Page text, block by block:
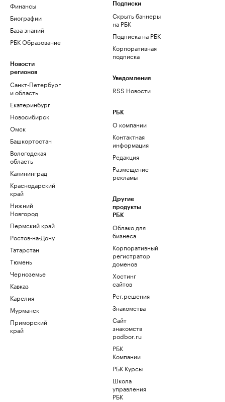
Финансы
Биографии
База знаний
РБК Образование
Новости
регионов
Санкт-Петербург
и область
Екатеринбург
Новосибирск
Омск
Башкортостан
Вологодская
область
Калининград
Краснодарский
край
Нижний
Новгород
Пермский край
Ростов-на-Дону
Татарстан
Тюмень
Черноземье
Кавказ
Карелия
Мурманск
Приморский
край
Подписки
Скрыть баннеры
на РБК
Подписка на РБК
Корпоративная
подписка
Уведомления
RSS Новости
РБК
О компании
Контактная
информация
Редакция
Размещение
рекламы
Другие
продукты
РБК
Облако для
бизнеса
Корпоративный
регистратор
доменов
Хостинг
сайтов
Рег.решения
Знакомства
Сайт
знакомств
podbor.ru
РБК
Компании
РБК Курсы
Школа
управления
РБК